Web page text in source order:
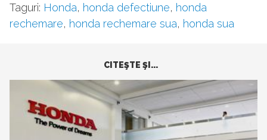
Taguri: Honda, honda defectiune, honda
rechemare, honda rechemare sua, honda sua
CITEŞTE ŞI...